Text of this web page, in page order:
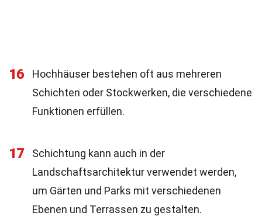
16
Hochhäuser bestehen oft aus mehreren
Schichten oder Stockwerken, die verschiedene
Funktionen erfüllen.
17
Schichtung kann auch in der
Landschaftsarchitektur verwendet werden,
um Gärten und Parks mit verschiedenen
Ebenen und Terrassen zu gestalten.